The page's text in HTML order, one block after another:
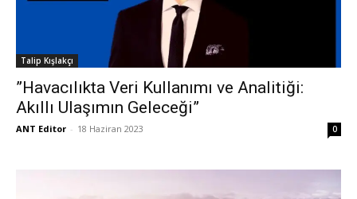
Talip Kışlakçı
”Havacılıkta Veri Kullanımı ve Analitiği:
Akıllı Ulaşımın Geleceği”
ANT Editor - 18 Haziran 2023 0